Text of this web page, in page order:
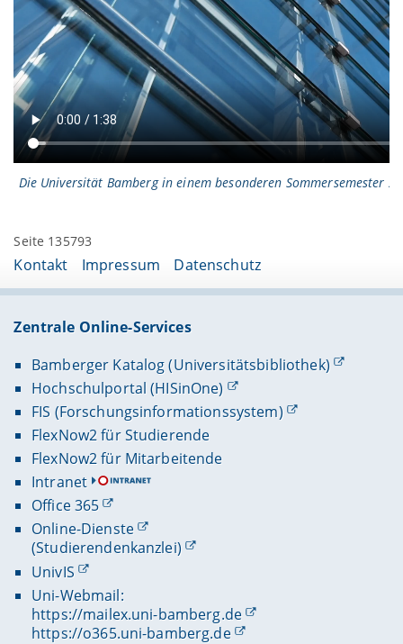
Die Universität Bamberg in einem besonderen Sommersemester
Seite 135793
Kontakt Impressum Datenschutz
Zentrale Online-Services
Bamberger Katalog (Universitätsbibliothek)
Hochschulportal (HISinOne)
FIS (Forschungsinformationssystem)
FlexNow2 für Studierende
FlexNow2 für Mitarbeitende
Intranet
Office 365
Online-Dienste
(Studierendenkanzlei)
UnivIS
Uni-Webmail:
https://mailex.uni-bamberg.de
https://o365.uni-bamberg.de